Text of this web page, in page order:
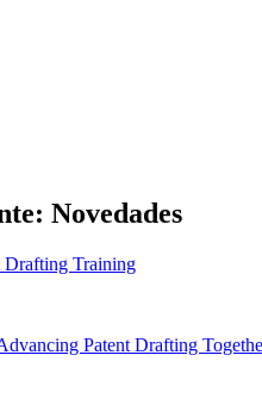
Novedades
Drafting Training
Patent Drafting